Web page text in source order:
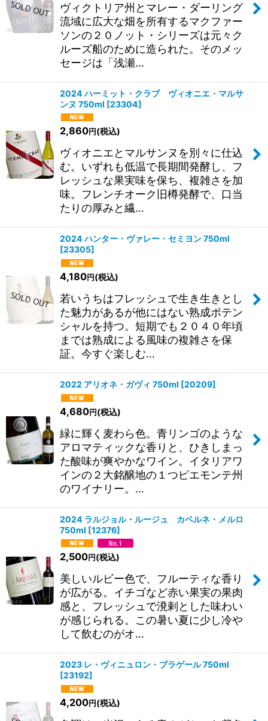
ヴィクトリア州とマレー・ダーリング
流域に広大な畑を所有するマクファー
ソンの２０ノット・シリーズは元々ク
ルーズ船のために造られた。そのメッ
セージは「浅瀬…
2024 ハーミット・クラブ ヴィオニエ・マルサ
ンヌ 750ml [23304]
2,860円 (税込)
ヴィオニエとマルサンヌを別々に仕込
む。いずれも低温で長期間発酵し、フ
レッシュな果実味を保ち、複雑さを加
味。フレンチオーク旧樽発酵で、口当
たりの厚みと繊…
2024 ハンター・ヴァレー・セミヨン 750ml
[23305]
4,180円 (税込)
若いうちはフレッシュで生き生きとし
た魅力があるが他にはない熟成ポテン
シャルを持つ。短期でも２０４０年頃
までは熟成による風味の複雑さを保
証。今すぐ楽しむ…
2022 アリオネ・ガヴィ 750ml [20209]
4,680円(税込)
緑に輝く麦わら色。青リンゴのような
アロマティックな香りと、ひきしまっ
た酸味が爽やかなワイン。イタリアワ
インの２大銘醸地の１つピエモンテ州
のワイナリー。…
2024 ラルジョル・ルージュ カベルネ・メルロ
750ml [12376]
2,500円 (税込)
美しいルビー色で、フルーティな香り
が広がる。イチゴなど赤い果実の果肉
感と、フレッシュで溌剌とした味わい
が感じられる。この暑い夏に少し冷や
して飲むのがオ…
2023 レ・ヴィニュロン・ブラゲール 750ml
[23192]
4,200円 (税込)